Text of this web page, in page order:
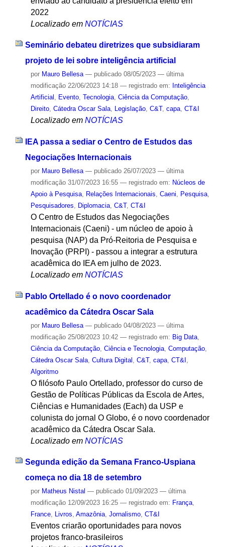
2022
Localizado em NOTÍCIAS
Seminário debateu diretrizes que subsidiaram
projeto de lei sobre inteligência artificial
por Mauro Bellesa — publicado08/05/2023 — última
modificação22/06/2023 14:18 — registrado em: Inteligência
Artificial , Evento, Tecnologia, Ciência da Computação,
Direito, Cátedra Oscar Sala, Legislação, C&T, capa, CT&I
Localizado em NOTÍCIAS
IEA passa a sediar o Centro de Estudos das
Negociações Internacionais
por Mauro Bellesa — publicado26/07/2023 — última
modificação31/07/2023 16:55 — registrado em: Núcleos de
Apoio à Pesquisa, Relações Internacionais, Caeni, Pesquisa,
Pesquisadores, Diplomacia, C&T, CT&I
O Centro de Estudos das Negociações
Internacionais (Caeni) - um núcleo de apoio à
pesquisa (NAP) da Pró-Reitoria de Pesquisa e
Inovação (PRPI) - passou a integrar a estrutura
acadêmica do IEA em julho de 2023.
Localizado em NOTÍCIAS
Pablo Ortellado é o novo coordenador
acadêmico da Cátedra Oscar Sala
por Mauro Bellesa — publicado04/08/2023 — última
modificação25/08/2023 10:42 — registrado em: Big Data,
Ciência da Computação, Ciência e Tecnologia, Computação,
Cátedra Oscar Sala, Cultura Digital C&T, capa, CT&I
Algoritmo
O filósofo Paulo Ortellado, professor do curso de
Gestão de Políticas Públicas da Escola de Artes,
Ciências e Humanidades (Each) da USP e
colunista do jornal O Globo, é o novo coordenador
acadêmico da Cátedra Oscar Sala.
Localizado em NOTÍCIAS
Segunda edição da Semana Franco-Uspiana
começa no dia 18 de setembro
por Matheus Nistal — publicado01/09/2023 — última
modificação12/09/2023 16:25 — registrado em: França,
France, Livros, Amazônia, Jornalismo, CT&I
Eventos criarão oportunidades para novos
projetos franco-brasileiros